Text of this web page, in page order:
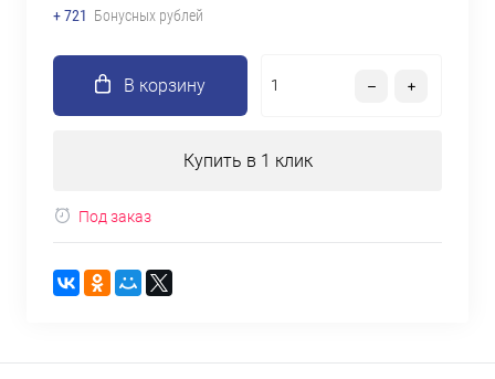
+ 721 Бонусных рублей
В корзину
Купить в 1 клик
Под заказ